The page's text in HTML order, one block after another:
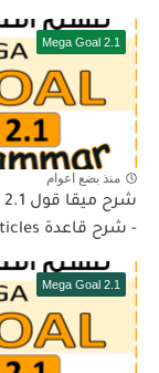
Mega Goal 2.1
منذ بضع اعوام
- شرح قاعدة Articles...
Mega Goal 2.1